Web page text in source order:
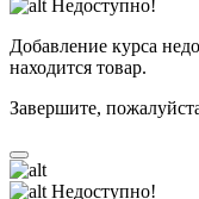
Недоступно!
Добавление курса
находится товар.
Завершите,
Недоступно!